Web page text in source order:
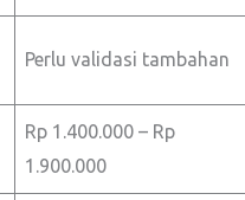
Perlu validasi tambahan
Rp 1.400.000 – Rp
1.900.000